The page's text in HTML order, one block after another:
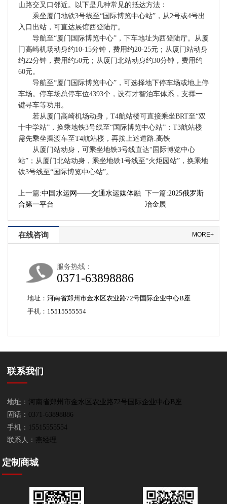
山路交叉口邻近。以下是几种常见的抵达方法：
乘坐厦门地铁3号线至“国际博览中心站”，从2号或4号出
入口出站，可直达展馆西登陆厅。
导航至“厦门国际博览中心”，下车地址为西登陆厅。从厦
门高崎机场动身约10-15分钟，费用约20-25元；从厦门站动身
约22分钟，费用约50元；从厦门北站动身约30分钟，费用约
60元。
导航至“厦门国际博览中心”，可选择地下停车场或地上停
车场。停车场总停车位4393个，设有才智泊车体系，支撑一
键寻车等功用。
若从厦门高崎机场动身，T4航站楼可直接乘坐BRT至“双
十中学站”，换乘地铁3号线至“国际博览中心站”；T3航站楼
需先乘坐摆渡车至T4航站楼，再按上述道路.高铁
从厦门站动身，可乘坐地铁3号线直达“国际博览中心
站”；从厦门北站动身，乘坐地铁1号线至“火炬园站”，换乘地
铁3号线至“国际博览中心站”。
上一篇:中国水运网——交通水运媒体融
合第一平台
下一篇:2025俄罗斯
冶金展
MORE+
在线咨询
服务热线：
0371-63898886
地址： 河南省郑州市金水区农业路72号国际企业中心B座
手机： 15515555554
联系我们
地址： 河南省郑州市金水区农业路72号国际企业中心B座
固话： 0371-63898886
手机： 15515555554
联系人： 燕经理
定制商城